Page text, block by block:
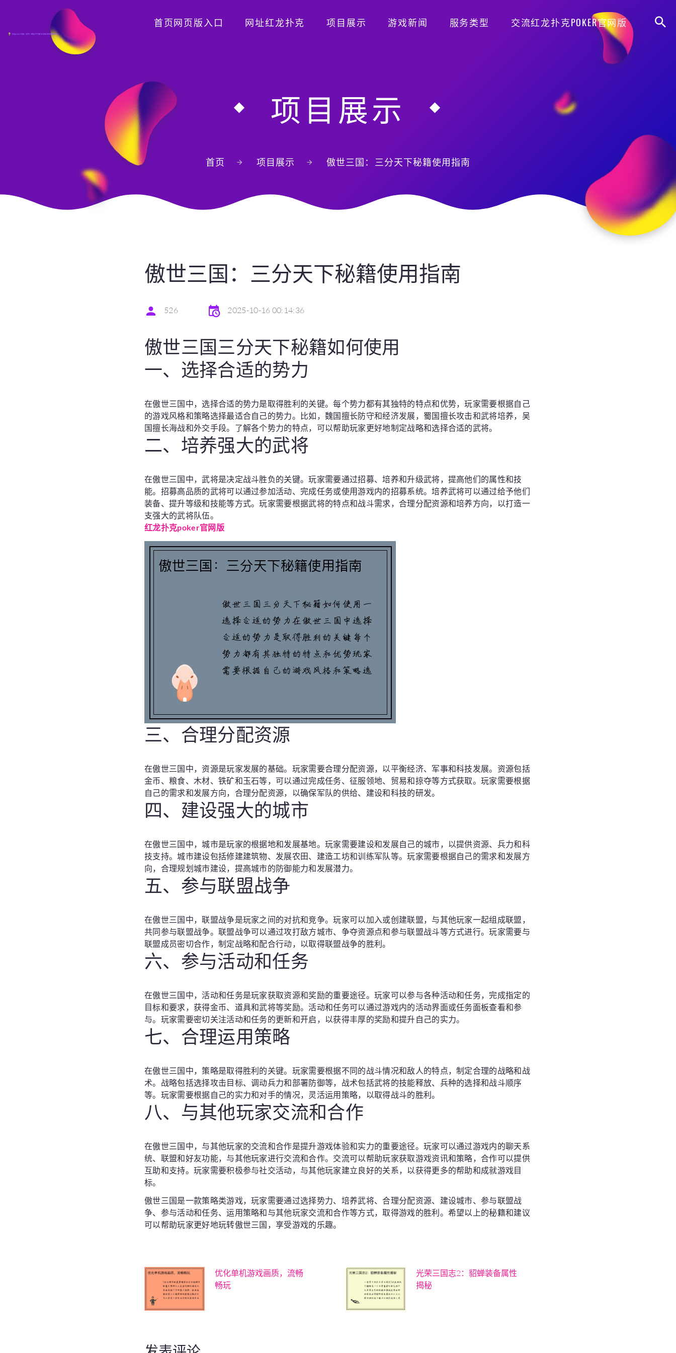
首页网页版入口 网址红龙扑克 项目展示 游戏新闻 服务类型 交流红龙扑克POKER官网版
项目展示
首页 项目展示 傲世三国：三分天下秘籍使用指南
傲世三国：三分天下秘籍使用指南
526 2025-10-16 00:14:36
傲世三国三分天下秘籍如何使用
一、选择合适的势力
在傲世三国中，选择合适的势力是取得胜利的关键。每个势力都有其独特的特点和优势，玩家需要根据自己
的游戏风格和策略选择最适合自己的势力。比如，魏国擅长防守和经济发展，蜀国擅长攻击和武将培养，吴
国擅长海战和外交手段。了解各个势力的特点，可以帮助玩家更好地制定战略和选择合适的武将。
二、培养强大的武将
在傲世三国中，武将是决定战斗胜负的关键。玩家需要通过招募、培养和升级武将，提高他们的属性和技
能。招募高品质的武将可以通过参加活动、完成任务或使用游戏内的招募系统。培养武将可以通过给予他们
装备、提升等级和技能等方式。玩家需要根据武将的特点和战斗需求，合理分配资源和培养方向，以打造一
支强大的武将队伍。
红龙扑克poker官网版
三、合理分配资源
在傲世三国中，资源是玩家发展的基础。玩家需要合理分配资源，以平衡经济、军事和科技发展。资源包括
金币、粮食、木材、铁矿和玉石等，可以通过完成任务、征服领地、贸易和掠夺等方式获取。玩家需要根据
自己的需求和发展方向，合理分配资源，以确保军队的供给、建设和科技的研发。
四、建设强大的城市
在傲世三国中，城市是玩家的根据地和发展基地。玩家需要建设和发展自己的城市，以提供资源、兵力和科
技支持。城市建设包括修建建筑物、发展农田、建造工坊和训练军队等。玩家需要根据自己的需求和发展方
向，合理规划城市建设，提高城市的防御能力和发展潜力。
五、参与联盟战争
在傲世三国中，联盟战争是玩家之间的对抗和竞争。玩家可以加入或创建联盟，与其他玩家一起组成联盟，
共同参与联盟战争。联盟战争可以通过攻打敌方城市、争夺资源点和参与联盟战斗等方式进行。玩家需要与
联盟成员密切合作，制定战略和配合行动，以取得联盟战争的胜利。
六、参与活动和任务
在傲世三国中，活动和任务是玩家获取资源和奖励的重要途径。玩家可以参与各种活动和任务，完成指定的
目标和要求，获得金币、道具和武将等奖励。活动和任务可以通过游戏内的活动界面或任务面板查看和参
与。玩家需要密切关注活动和任务的更新和开启，以获得丰厚的奖励和提升自己的实力。
七、合理运用策略
在傲世三国中，策略是取得胜利的关键。玩家需要根据不同的战斗情况和敌人的特点，制定合理的战略和战
术。战略包括选择攻击目标、调动兵力和部署防御等，战术包括武将的技能释放、兵种的选择和战斗顺序
等。玩家需要根据自己的实力和对手的情况，灵活运用策略，以取得战斗的胜利。
八、与其他玩家交流和合作
在傲世三国中，与其他玩家的交流和合作是提升游戏体验和实力的重要途径。玩家可以通过游戏内的聊天系
统、联盟和好友功能，与其他玩家进行交流和合作。交流可以帮助玩家获取游戏资讯和策略，合作可以提供
互助和支持。玩家需要积极参与社交活动，与其他玩家建立良好的关系，以获得更多的帮助和成就游戏目
标。
傲世三国是一款策略类游戏，玩家需要通过选择势力、培养武将、合理分配资源、建设城市、参与联盟战
争、参与活动和任务、运用策略和与其他玩家交流和合作等方式，取得游戏的胜利。希望以上的秘籍和建议
可以帮助玩家更好地玩转傲世三国，享受游戏的乐趣。
优化单机游戏画质，流畅
畅玩
光荣三国志2：貂蝉装备属性
揭秘